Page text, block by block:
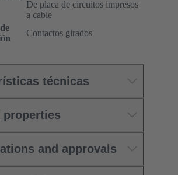
De placa de circuitos impresos
a cable
Contactos girados
técnicas
properties
and approvals